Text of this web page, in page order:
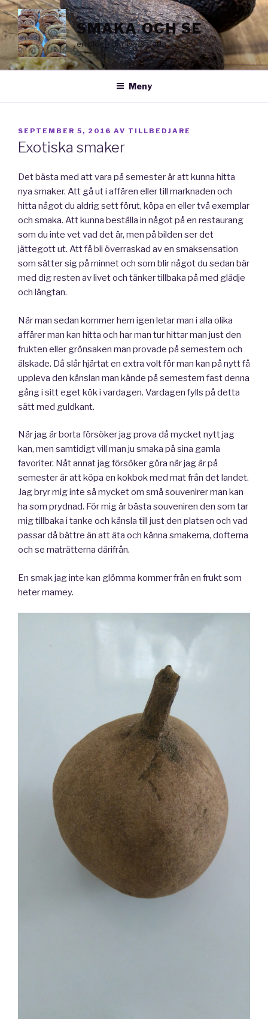
Hoppa
till
innehåll
SMAKA OCH SE
en blogg om livets goda
Meny
PUBLICERAT
SEPTEMBER 5, 2016 AV TILLBEDJARE
Exotiska smaker
Det bästa med att vara på semester är att kunna hitta
nya smaker. Att gå ut i affären eller till marknaden och
hitta något du aldrig sett förut, köpa en eller två exemplar
och smaka. Att kunna beställa in något på en restaurang
som du inte vet vad det är, men på bilden ser det
jättegott ut. Att få bli överraskad av en smaksensation
som sätter sig på minnet och som blir något du sedan bär
med dig resten av livet och tänker tillbaka på med glädje
och längtan.
När man sedan kommer hem igen letar man i alla olika
affärer man kan hitta och har man tur hittar man just den
frukten eller grönsaken man provade på semestern och
älskade. Då slår hjärtat en extra volt för man kan på nytt få
uppleva den känslan man kände på semestern fast denna
gång i sitt eget kök i vardagen. Vardagen fylls på detta
sätt med guldkant.
När jag är borta försöker jag prova då mycket nytt jag
kan, men samtidigt vill man ju smaka på sina gamla
favoriter. Nåt annat jag försöker göra när jag är på
semester är att köpa en kokbok med mat från det landet.
Jag bryr mig inte så mycket om små souvenirer man kan
ha som prydnad. För mig är bästa souveniren den som tar
mig tillbaka i tanke och känsla till just den platsen och vad
passar då bättre än att äta och känna smakerna, dofterna
och se maträtterna därifrån.
En smak jag inte kan glömma kommer från en frukt som
heter mamey.